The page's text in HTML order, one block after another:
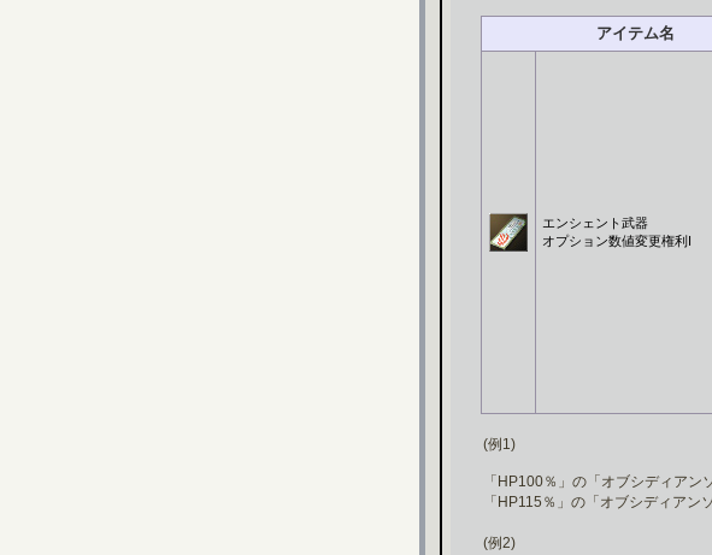
アイテム名
エンシェント武器
オプション数値変更権利I
(例1)
「HP100％」の「オブシディアン
「HP115％」の「オブシディアン
(例2)